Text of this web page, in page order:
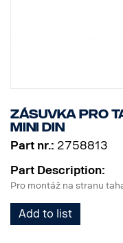
Zásuvka pro
MINI DIN
Part nr.: 2758813
Part Description:
Pro montáž na stranu
Add to list